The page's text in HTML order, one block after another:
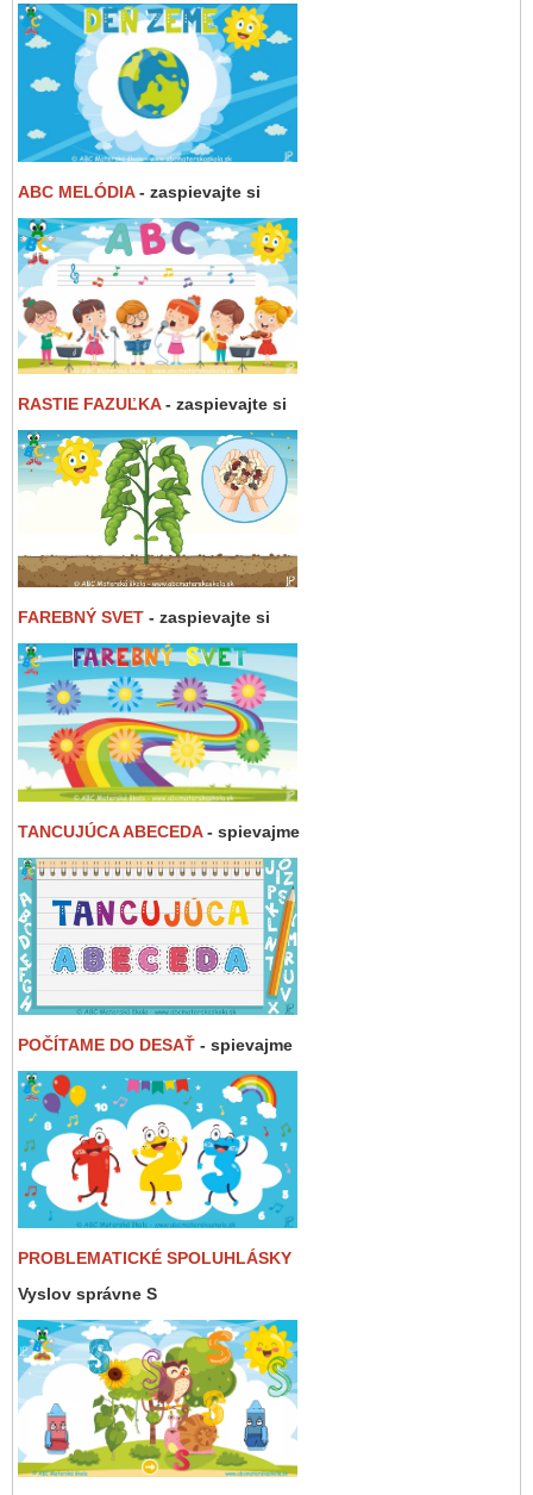
ABC MELÓDIA- zaspievajte si
RASTIE FAZUĽKA- zaspievajte si
FAREBNÝ SVET - zaspievajte si
TANCUJÚCA ABECEDA- spievajme
POČÍTAME DO DESAŤ - spievajme
PROBLEMATICKÉ SPOLUHLÁSKY
Vyslov správne S